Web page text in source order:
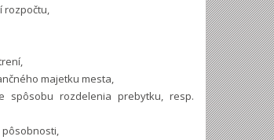
rozpočtu,
majetku mesta,
spôsobu rozdelenia prebytku, resp.
pôsobnosti,